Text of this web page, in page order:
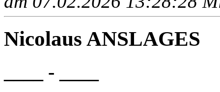
Nicolaus ANSLAGES
____ - ____